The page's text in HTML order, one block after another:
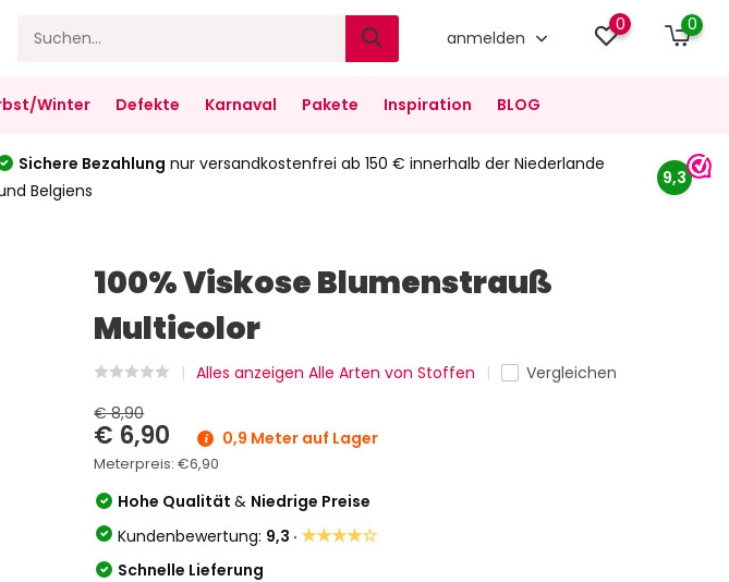
anmelden
0 0
Winter Defekte Karnaval Pakete Inspiration BLOG
Sichere Bezahlung nur versandkostenfrei ab 150 € innerhalb der Niederlande
Belgiens
9,3
100% Viskose Blumenstrauß
Multicolor
Alles anzeigen Alle Arten von Stoffen
Vergleichen
€ 8,90
€ 6,90 0,9 Meter auf Lager
Meterpreis:€6,90
Hohe Qualität& Niedrige Preise
Kundenbewertung: 9,3 ·★★★★☆
Schnelle Lieferung